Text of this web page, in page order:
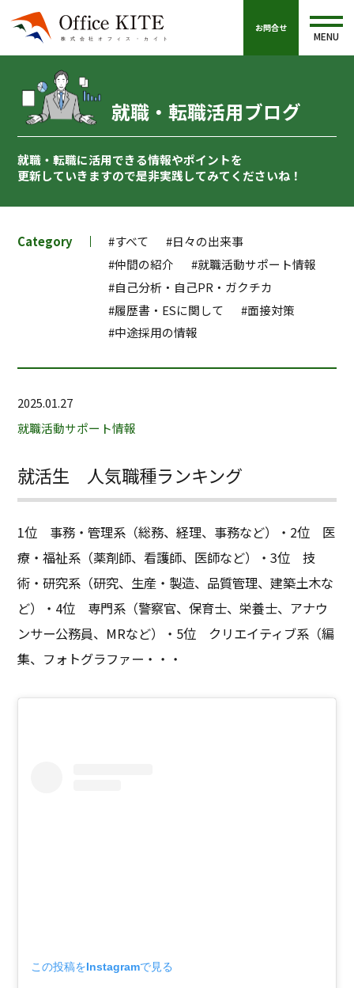
お問合せ
MENU
就職・転職活用ブログ
就職・転職に活用できる情報やポイントを
更新していきますので是非実践してみてくださいね！
Category #すべて
#日々の出来事
#仲間の紹介
#就職活動サポート情報
#自己分析・自己PR・ガクチカ
#履歴書・ESに関して
#面接対策
#中途採用の情報
2025.01.27
就職活動サポート情報
就活生 人気職種ランキング
1位 事務・管理系（総務、経理、事務など）・2位 医
療・福祉系（薬剤師、看護師、医師など）・3位 技
術・研究系（研究、生産・製造、品質管理、建築土木な
ど）・4位 専門系（警察官、保育士、栄養士、アナウ
ンサー公務員、MRなど）・5位 クリエイティブ系（編
集、フォトグラファー・・・
この投稿をInstagramで見る